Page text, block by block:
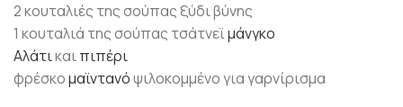
2 κουταλιές της σούπας ξύδι βύνης
1 κουταλιά της σούπας τσάτνεϊμάνγκο
Αλάτικαιπιπέρι
φρέσκομαϊντανόψιλοκομμένο για γαρνίρισμα